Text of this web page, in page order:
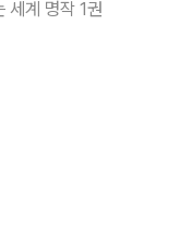
세계 명작 1권